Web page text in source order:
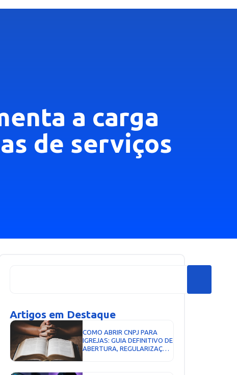
a carga
de serviços
Artigos em Destaque
COMO ABRIR CNPJ PARA
IGREJAS: GUIA DEFINITIVO DE
ABERTURA, REGULARIZAÇÃO